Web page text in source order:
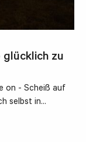
glücklich zu
on - Scheiß auf
selbst in…